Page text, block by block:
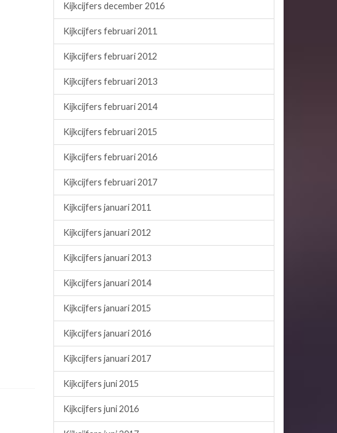
Kijkcijfers december 2016
Kijkcijfers februari 2011
Kijkcijfers februari 2012
Kijkcijfers februari 2013
Kijkcijfers februari 2014
Kijkcijfers februari 2015
Kijkcijfers februari 2016
Kijkcijfers februari 2017
Kijkcijfers januari 2011
Kijkcijfers januari 2012
Kijkcijfers januari 2013
Kijkcijfers januari 2014
Kijkcijfers januari 2015
Kijkcijfers januari 2016
Kijkcijfers januari 2017
Kijkcijfers juni 2015
Kijkcijfers juni 2016